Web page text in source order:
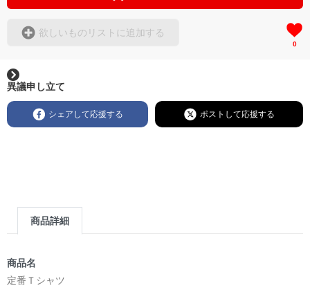
欲しいものリストに追加する
0
異議申し立て
シェアして応援する ポストして応援する
商品詳細
商品名
定番Ｔシャツ